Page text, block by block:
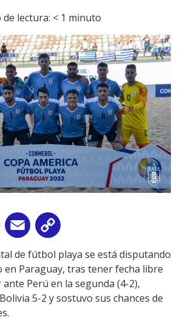
lectura: < 1 minuto
WhatsApp
Email
Link
de fútbol playa se está disputando
en Paraguay, tras tener fecha libre
Perú en la segunda (4-2),
5-2 y sostuvo sus chances de